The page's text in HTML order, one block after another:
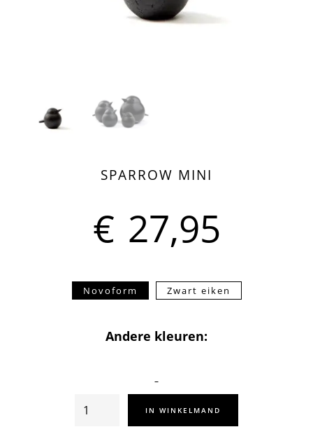
SPARROW MINI
€ 27,95
Novoform Zwart eiken
Andere kleuren:
Sparrow
IN WINKELMAND